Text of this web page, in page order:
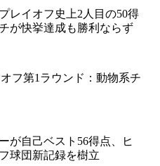
レイオフ史上2人目の50得
が快挙達成も勝利ならず
フ第1ラウンド：動物系チ
が自己ベスト56得点、ヒ
球団新記録を樹立